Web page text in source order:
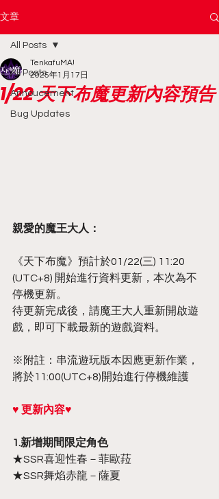
文章
All Posts
Annoucement
Bug Updates
All Posts
1/22 天下布魔更新內容預告
TenkafuMA!
2025年1月17日
親愛的魔王大人：
《天下布魔》預計於01/22(三) 11:20
(UTC+8) 開始進行資料更新，本次為不
停機更新。
待更新完成後，請魔王大人重新開啟遊
戲，即可下載最新的遊戲資料。
※附註：串流遊玩版本因應更新作業，
將於11:00(UTC+8)開始進行停機維護
♥ 更新內容♥
1.新增期間限定角色
★SSR喜迎性春－菲歐菈
★SSR舞焰赤龍－薩夏